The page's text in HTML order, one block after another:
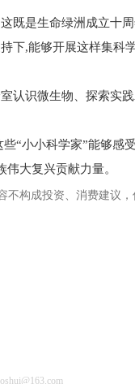
既是生命绿洲成立十
下,能够开展这样集科
认识微生物、探索实
“小小科学家”能够感
大复兴贡献力量。
构成投资、消费建议，